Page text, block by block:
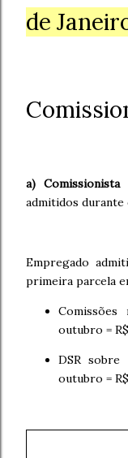
de
a) Comissionista
admitidos durante
Empregado
primeira parcela
outubro =
DSR
outubro =